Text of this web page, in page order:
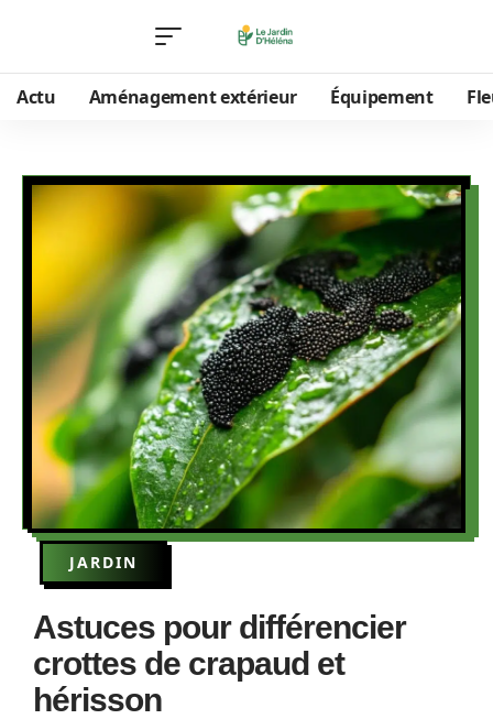
Actu Aménagement extérieur Équipement
JARDIN
Astuces pour différencier
crottes de crapaud et
hérisson